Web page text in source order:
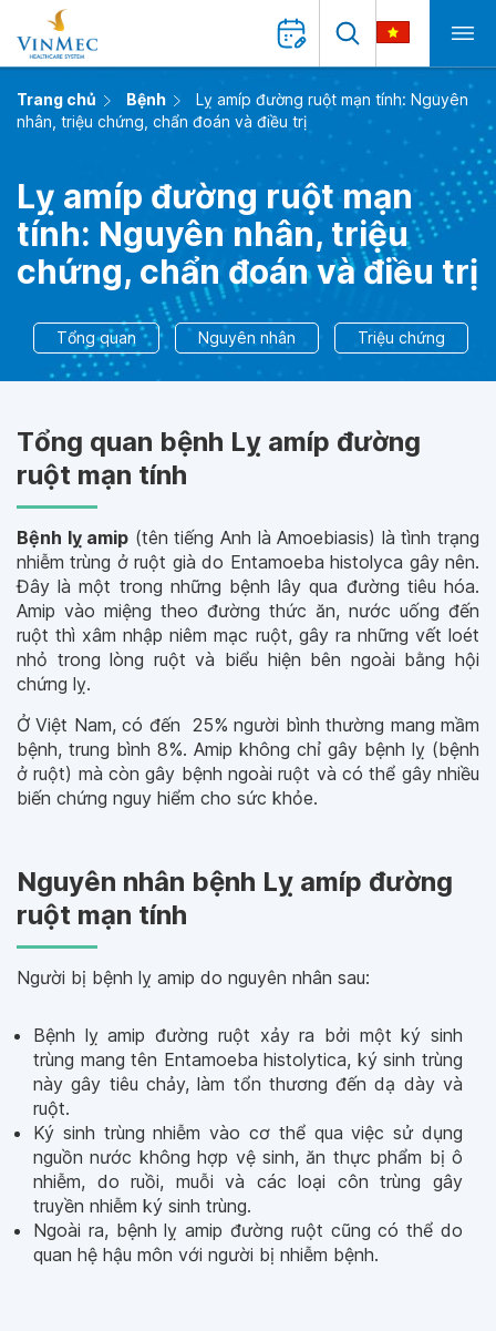
Trang chủ Bệnh
Lỵ amíp đường ruột mạn tính: Nguyên
nhân, triệu chứng, chẩn đoán và điều trị
Lỵ amíp đường ruột mạn
tính: Nguyên nhân, triệu
chứng, chẩn đoán và điều trị
Tổng quan Nguyên nhân Triệu chứng
Tổng quan bệnh Lỵ amíp đường
ruột mạn tính
Bệnh lỵ amip (tên tiếng Anh là Amoebiasis) là tình trạng
nhiễm trùng ở ruột già do Entamoeba histolyca gây nên.
Đây là một trong những bệnh lây qua đường tiêu hóa.
Amip vào miệng theo đường thức ăn, nước uống đến
ruột thì xâm nhập niêm mạc ruột, gây ra những vết loét
nhỏ trong lòng ruột và biểu hiện bên ngoài bằng hội
chứng lỵ.
Ở Việt Nam, có đến 25% người bình thường mang mầm
bệnh, trung bình 8%. Amip không chỉ gây bệnh lỵ (bệnh
ở ruột) mà còn gây bệnh ngoài ruột và có thể gây nhiều
biến chứng nguy hiểm cho sức khỏe.
Nguyên nhân bệnh Lỵ amíp đường
ruột mạn tính
Người bị bệnh lỵ amip do nguyên nhân sau:
Bệnh lỵ amip đường ruột xảy ra bởi một ký sinh
trùng mang tên Entamoeba histolytica, ký sinh trùng
này gây tiêu chảy, làm tổn thương đến dạ dày và
ruột.
Ký sinh trùng nhiễm vào cơ thể qua việc sử dụng
nguồn nước không hợp vệ sinh, ăn thực phẩm bị ô
nhiễm, do ruồi, muỗi và các loại côn trùng gây
truyền nhiễm ký sinh trùng.
Ngoài ra, bệnh lỵ amip đường ruột cũng có thể do
quan hệ hậu môn với người bị nhiễm bệnh.